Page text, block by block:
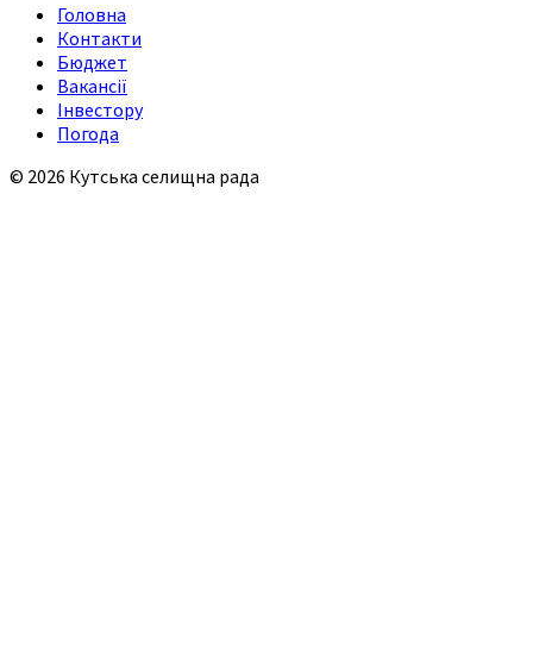
Головна
Контакти
Бюджет
Вакансії
Інвестору
Погода
© 2026 Кутська селищна рада